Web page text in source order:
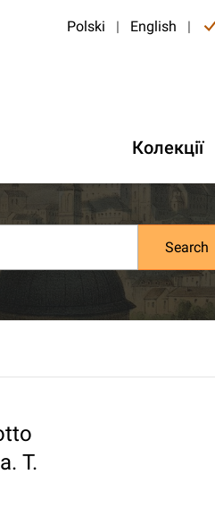
Polski | English |
Колекції
Search
T.